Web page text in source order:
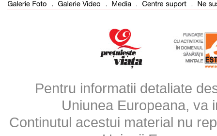
Pentru informatii detaliate
Uniunea Europeana, va
Continutul acestui material nu